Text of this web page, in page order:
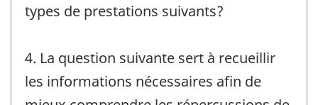
types de prestations suivants?
4. La question suivante sert à recueillir
les informations nécessaires afin de